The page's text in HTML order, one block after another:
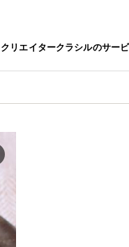
クリエイタークラシルのサー